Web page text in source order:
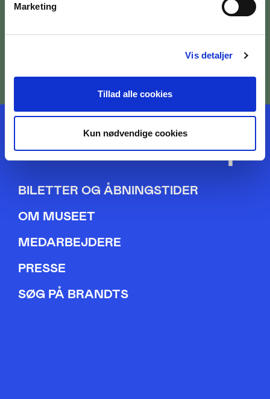
Marketing
Vis detaljer
Tillad alle cookies
Kun nødvendige cookies
BILETTER OG ÅBNINGSTIDER
OM MUSEET
MEDARBEJDERE
PRESSE
SØG PÅ BRANDTS